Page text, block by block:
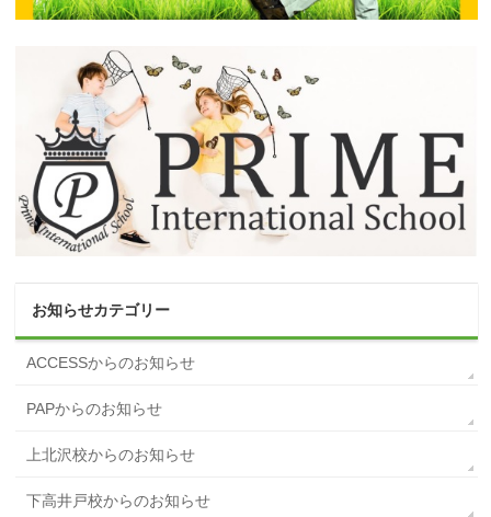
お知らせカテゴリー
ACCESSからのお知らせ
PAPからのお知らせ
上北沢校からのお知らせ
下高井戸校からのお知らせ